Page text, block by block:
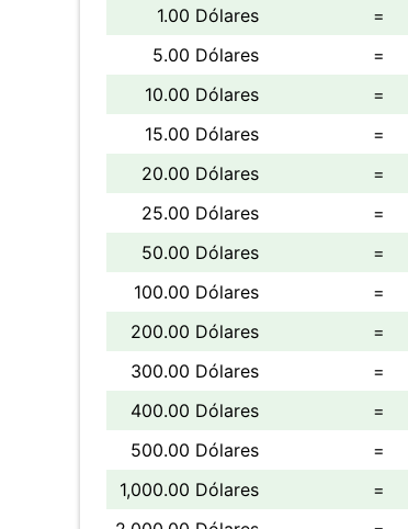
1.00 Dólares =
5.00 Dólares
=
10.00 Dólares
=
15.00 Dólares
=
20.00 Dólares
=
25.00 Dólares
=
50.00 Dólares
=
100.00 Dólares
=
200.00 Dólares
=
300.00 Dólares
=
400.00 Dólares
=
500.00 Dólares
=
1,000.00 Dólares
=